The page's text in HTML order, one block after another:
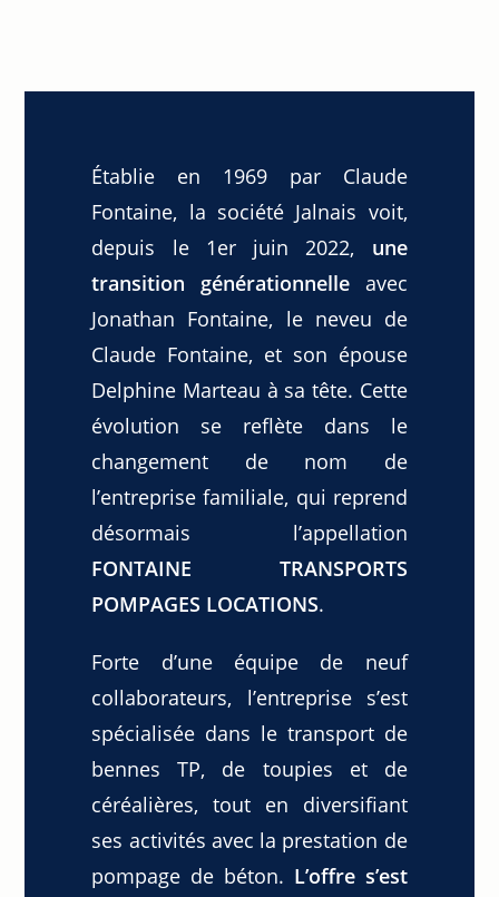
Établie en 1969 par Claude
Fontaine, la société Jalnais voit,
depuis le 1er juin 2022, une
transition générationnelle avec
Jonathan Fontaine, le neveu de
Claude Fontaine, et son épouse
Delphine Marteau à sa tête. Cette
évolution se reflète dans le
changement de nom de
l’entreprise familiale, qui reprend
désormais l’appellation
FONTAINE TRANSPORTS
POMPAGES LOCATIONS.
Forte d’une équipe de neuf
collaborateurs, l’entreprise s’est
spécialisée dans le transport de
bennes TP, de toupies et de
céréalières, tout en diversifiant
ses activités avec la prestation de
pompage de béton. L’offre s’est